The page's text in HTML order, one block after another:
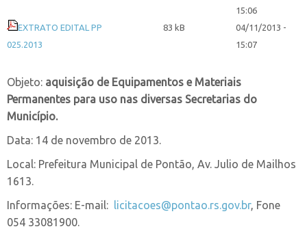
15:06
EXTRATO EDITAL PP
025.2013
83 kB
04/11/2013 -
15:07
Objeto: aquisição de Equipamentos e Materiais
Permanentes para uso nas diversas Secretarias do
Município.
Data: 14 de novembro de 2013.
Local: Prefeitura Municipal de Pontão, Av. Julio de Mailhos
1613.
Informações: E-mail: licitacoes@pontao.rs.gov.br, Fone
054 33081900.